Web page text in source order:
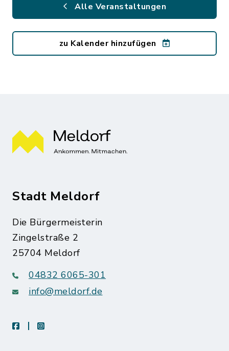
Alle Veranstaltungen
zu Kalender hinzufügen
Stadt Meldorf
Die Bürgermeisterin
Zingelstraße 2
25704 Meldorf
04832 6065-301
info@meldorf.de
facebookinstagram